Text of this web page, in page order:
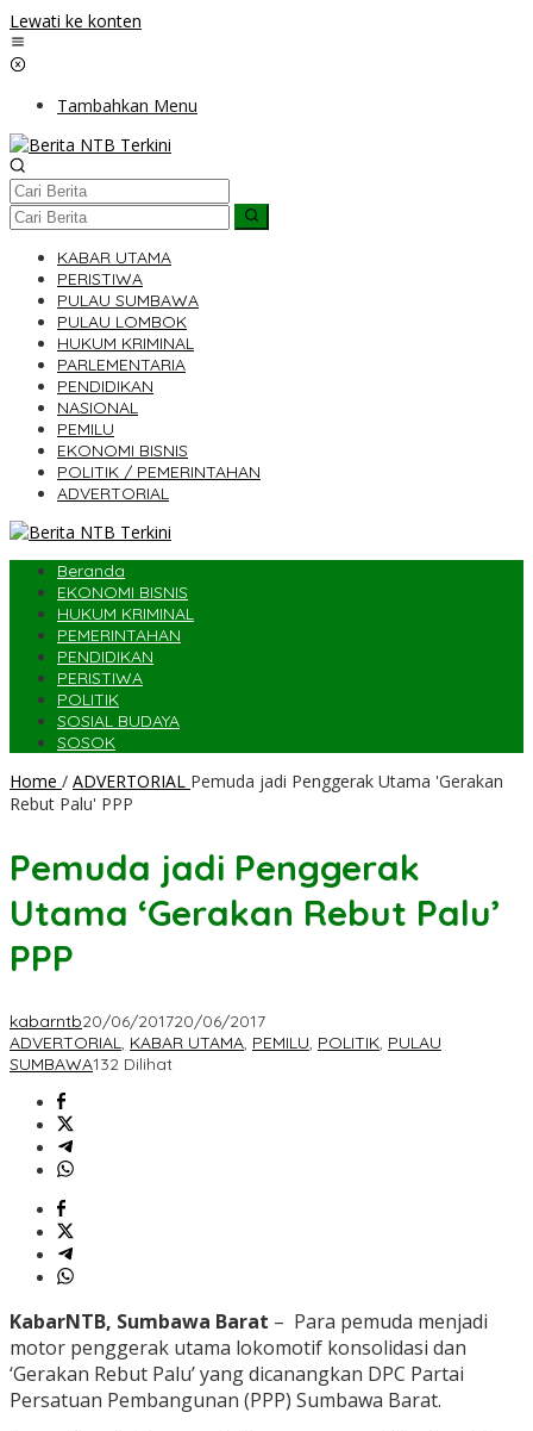
Lewati ke konten
Tambahkan Menu
KABAR UTAMA
PERISTIWA
PULAU SUMBAWA
PULAU LOMBOK
HUKUM KRIMINAL
PARLEMENTARIA
PENDIDIKAN
NASIONAL
PEMILU
EKONOMI BISNIS
POLITIK / PEMERINTAHAN
ADVERTORIAL
Beranda
EKONOMI BISNIS
HUKUM KRIMINAL
PEMERINTAHAN
PENDIDIKAN
PERISTIWA
POLITIK
SOSIAL BUDAYA
SOSOK
Home / ADVERTORIAL Pemuda jadi Penggerak Utama 'Gerakan
Rebut Palu' PPP
Pemuda jadi Penggerak
Utama ‘Gerakan Rebut Palu’
PPP
kabarntb20/06/201720/06/2017
ADVERTORIAL, KABAR UTAMA, PEMILU, POLITIK, PULAU
SUMBAWA132 Dilihat
KabarNTB, Sumbawa Barat – Para pemuda menjadi
motor penggerak utama lokomotif konsolidasi dan
‘Gerakan Rebut Palu’ yang dicanangkan DPC Partai
Persatuan Pembangunan (PPP) Sumbawa Barat.